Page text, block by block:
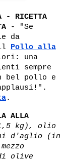
- RICETTA
- "Se
da
Pollo alla
una
sempre
bel pollo e
.
ALLA
kg), olio
d'aglio (in
olive